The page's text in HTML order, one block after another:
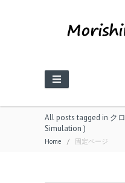
All posts tagged in ク
Simulation )
Home / 固定ページ